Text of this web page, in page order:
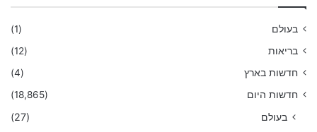
בעולם
(1)
בריאות
(12)
חדשות בארץ
(4)
חדשות היום
(18,865)
בעולם (27)